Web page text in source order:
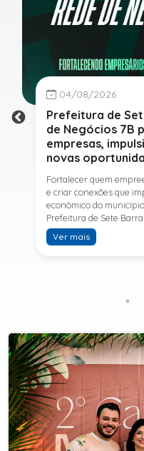
04/08/2026
Prefeitura de
de Negócios 7B
empresas,
novas
Fortalecer quem
e criar conexões que
econômico do
Prefeitura de Sete
Municipal de Turismo e
promove na próxima
telecomunicações e
Consultor, que
aumentar resultados,
comerciais e ampliar as
negócios.Para a
Desenvolvimento
Negócios 7B
do Prefeito Ítalo Costa
empreendedorismo e
Ver mais